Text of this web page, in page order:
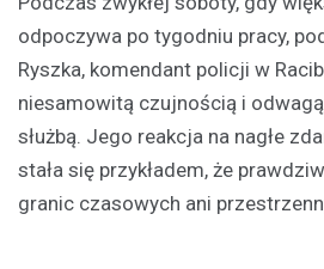
odpoczywa po tygodniu pracy,
Ryszka, komendant policji w
niesamowitą czujnością i
służbą. Jego reakcja na nagłe
stała się przykładem, że
granic czasowych ani